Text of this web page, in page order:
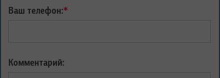
Ваш телефон:*
Комментарий: